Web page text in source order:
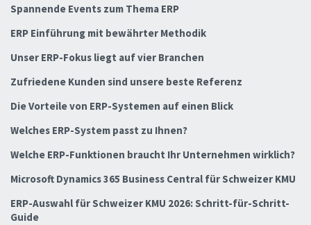
Spannende Events zum Thema ERP
ERP Einführung mit bewährter Methodik
Unser ERP-Fokus liegt auf vier Branchen
Zufriedene Kunden sind unsere beste Referenz
Die Vorteile von ERP-Systemen auf einen Blick
Welches ERP-System passt zu Ihnen?
Welche ERP-Funktionen braucht Ihr Unternehmen wirklich?
Microsoft Dynamics 365 Business Central für Schweizer KMU
ERP-Auswahl für Schweizer KMU 2026: Schritt-für-Schritt-
Guide